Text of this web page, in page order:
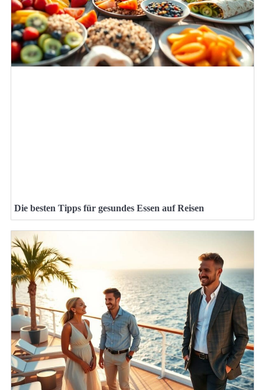
Die besten Tipps für gesundes Essen auf Reisen